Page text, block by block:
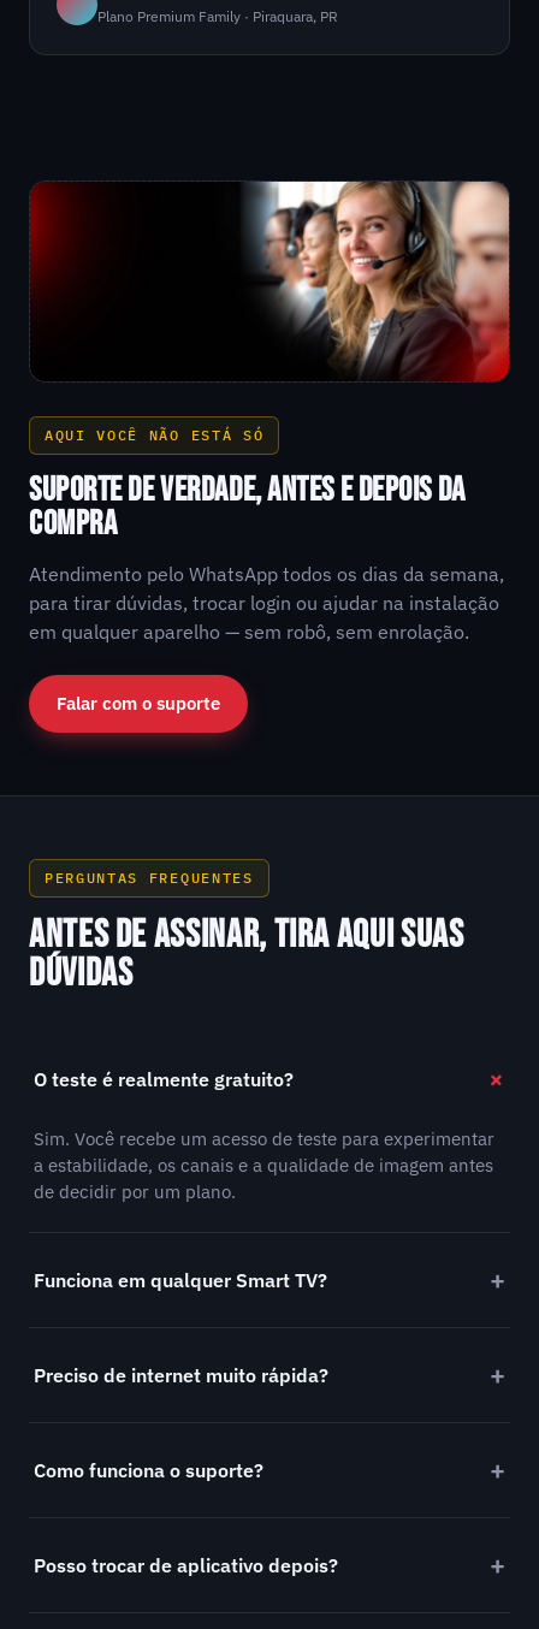
Plano Premium Family · Piraquara, PR
AQUI VOCÊ NÃO ESTÁ SÓ
SUPORTE DE VERDADE, ANTES E DEPOIS DA
COMPRA
Atendimento pelo WhatsApp todos os dias da semana,
para tirar dúvidas, trocar login ou ajudar na instalação
em qualquer aparelho — sem robô, sem enrolação.
Falar com o suporte
PERGUNTAS FREQUENTES
ANTES DE ASSINAR, TIRA AQUI SUAS
DÚVIDAS
O teste é realmente gratuito?
Sim. Você recebe um acesso de teste para experimentar
a estabilidade, os canais e a qualidade de imagem antes
de decidir por um plano.
Funciona em qualquer Smart TV?
Preciso de internet muito rápida?
Como funciona o suporte?
Posso trocar de aplicativo depois?